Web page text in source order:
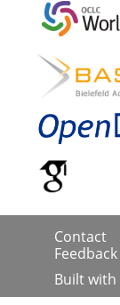
Contact
Feedback
Built with